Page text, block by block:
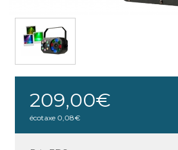
209,00€
écotaxe 0,08€